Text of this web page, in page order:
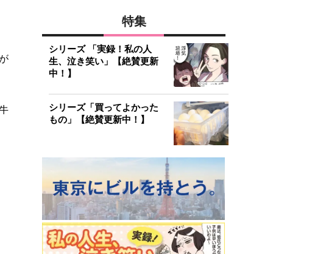
特集
シリーズ 「実録！私の人
生、泣き笑い」【絶賛更新
中！】
シリーズ「買ってよかった
もの」【絶賛更新中！】